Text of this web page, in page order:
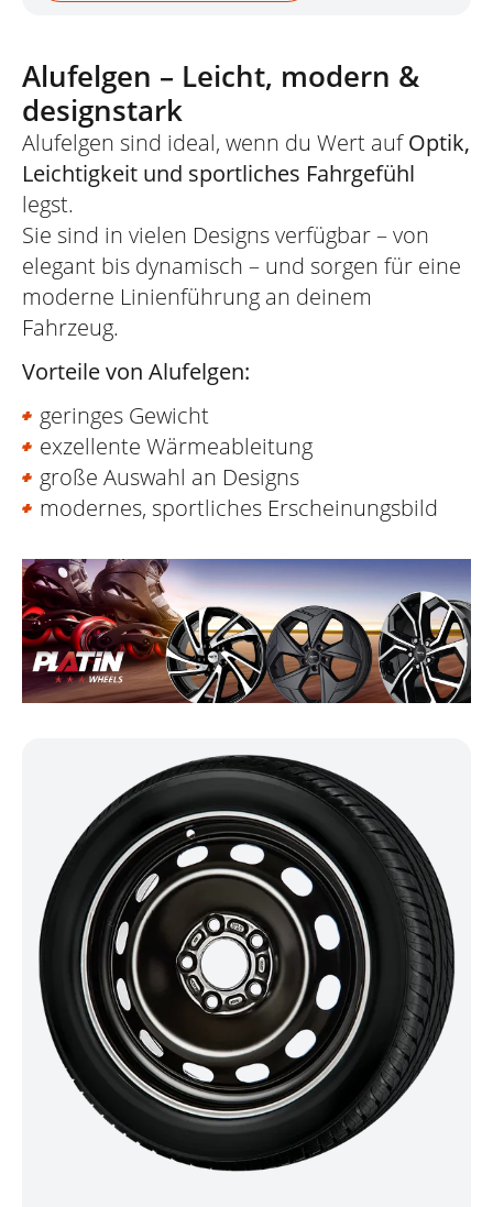
Alufelgen – Leicht, modern &
designstark
Alufelgen sind ideal, wenn du Wert aufOptik,
Leichtigkeit und sportliches Fahrgefühl
legst.
Sie sind in vielen Designs verfügbar – von
elegant bis dynamisch – und sorgen für eine
moderne Linienführung an deinem
Fahrzeug.
Vorteile von Alufelgen:
geringes Gewicht
exzellente Wärmeableitung
große Auswahl an Designs
modernes, sportliches Erscheinungsbild